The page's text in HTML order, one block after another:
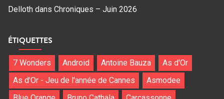
Delloth dans Chroniques – Juin 2026
ÉTIQUETTES
7 Wonders Android Antoine Bauza
As d'Or
As d'Or - Jeu de l'année de Cannes
Asmodee